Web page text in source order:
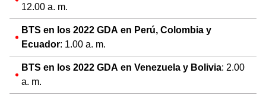
12.00 a. m.
BTS en los 2022 GDA en Perú, Colombia y
Ecuador: 1.00 a. m.
BTS en los 2022 GDA en Venezuela y Bolivia: 2.00
a. m.